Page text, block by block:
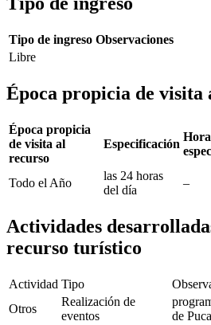
Tipo de ingreso Observaciones
Libre
Época propicia de visita
Época propicia
de visita al
recurso
Especificación
Todo el Año
las 24 horas
del día
–
Actividades
recurso turístico
Actividad Tipo
Otros
Realización de
eventos
de